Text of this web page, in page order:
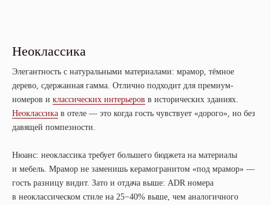
Неоклассика
Элегантность с натуральными материалами: мрамор, тёмное
дерево, сдержанная гамма. Отлично подходит для премиум-
номеров и классических интерьеров в исторических зданиях.
Неоклассика в отеле — это когда гость чувствует «дорого», но без
давящей помпезности.
Нюанс: неоклассика требует большего бюджета на материалы
и мебель. Мрамор не заменишь керамогранитом «под мрамор» —
гость разницу видит. Зато и отдача выше: ADR номера
в неоклассическом стиле на 25−40% выше, чем аналогичного